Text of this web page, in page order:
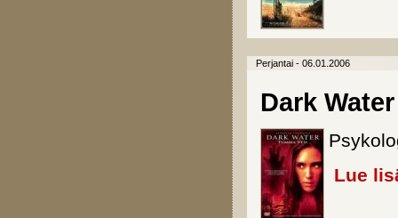
Perjantai - 06.01.2006
Dark
Lue